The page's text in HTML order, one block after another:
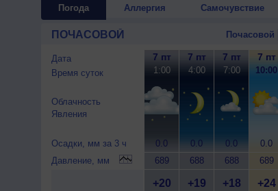
Погода Аллергия Самочувствие
ПОЧАСОВОЙ Почасовой
Дата
Время суток
Облачность
Явления
Осадки, мм за 3 ч
Давление, мм
7 пт
1:00
0.0
689
+20
7 пт
4:00
0.0
688
+19
7 пт
7:00
0.0
688
+18
7 пт
10:00
0.0
689
+24